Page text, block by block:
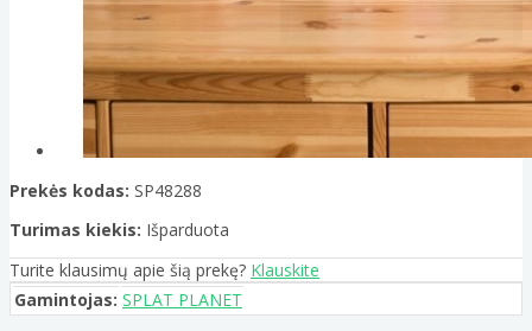
Prekės kodas: SP48288
Turimas kiekis: Išparduota
Turite klausimų apie šią prekę? Klauskite
Gamintojas: SPLAT PLANET